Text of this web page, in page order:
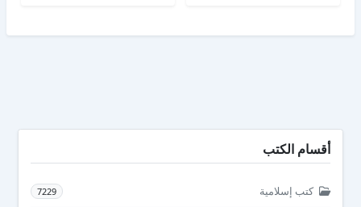
أقسام الكتب
كتب إسلامية 7229